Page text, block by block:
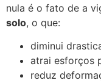
nula é o fato de a
solo, o que:
diminui
atrai esforços
reduz